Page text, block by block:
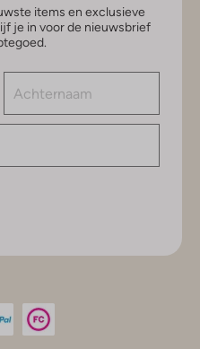
items en exclusieve
je in voor de nieuwsbrief